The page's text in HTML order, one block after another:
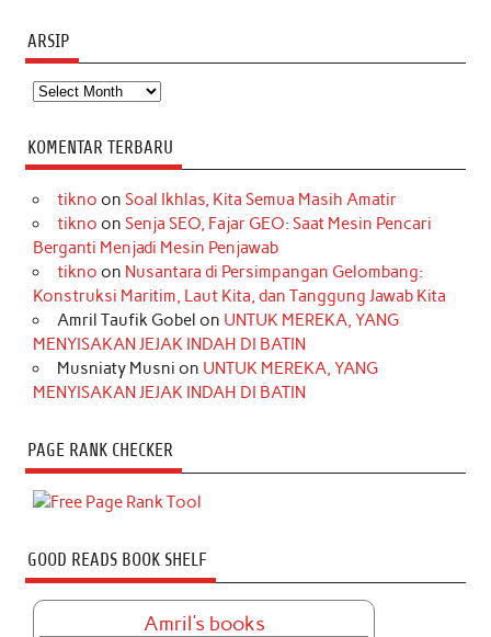
ARSIP
Arsip
KOMENTAR TERBARU
tikno on Soal Ikhlas, Kita Semua Masih Amatir
tikno on Senja SEO, Fajar GEO: Saat Mesin Pencari
Berganti Menjadi Mesin Penjawab
tikno on Nusantara di Persimpangan Gelombang:
Konstruksi Maritim, Laut Kita, dan Tanggung Jawab Kita
Amril Taufik Gobel on UNTUK MEREKA, YANG
MENYISAKAN JEJAK INDAH DI BATIN
Musniaty Musni on UNTUK MEREKA, YANG
MENYISAKAN JEJAK INDAH DI BATIN
PAGE RANK CHECKER
GOOD READS BOOK SHELF
Amril's books